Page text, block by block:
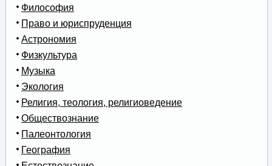
Философия
Право и юриспруденция
Астрономия
Физкультура
Музыка
Экология
Религия, теология, религиоведение
Обществознание
Палеонтология
География